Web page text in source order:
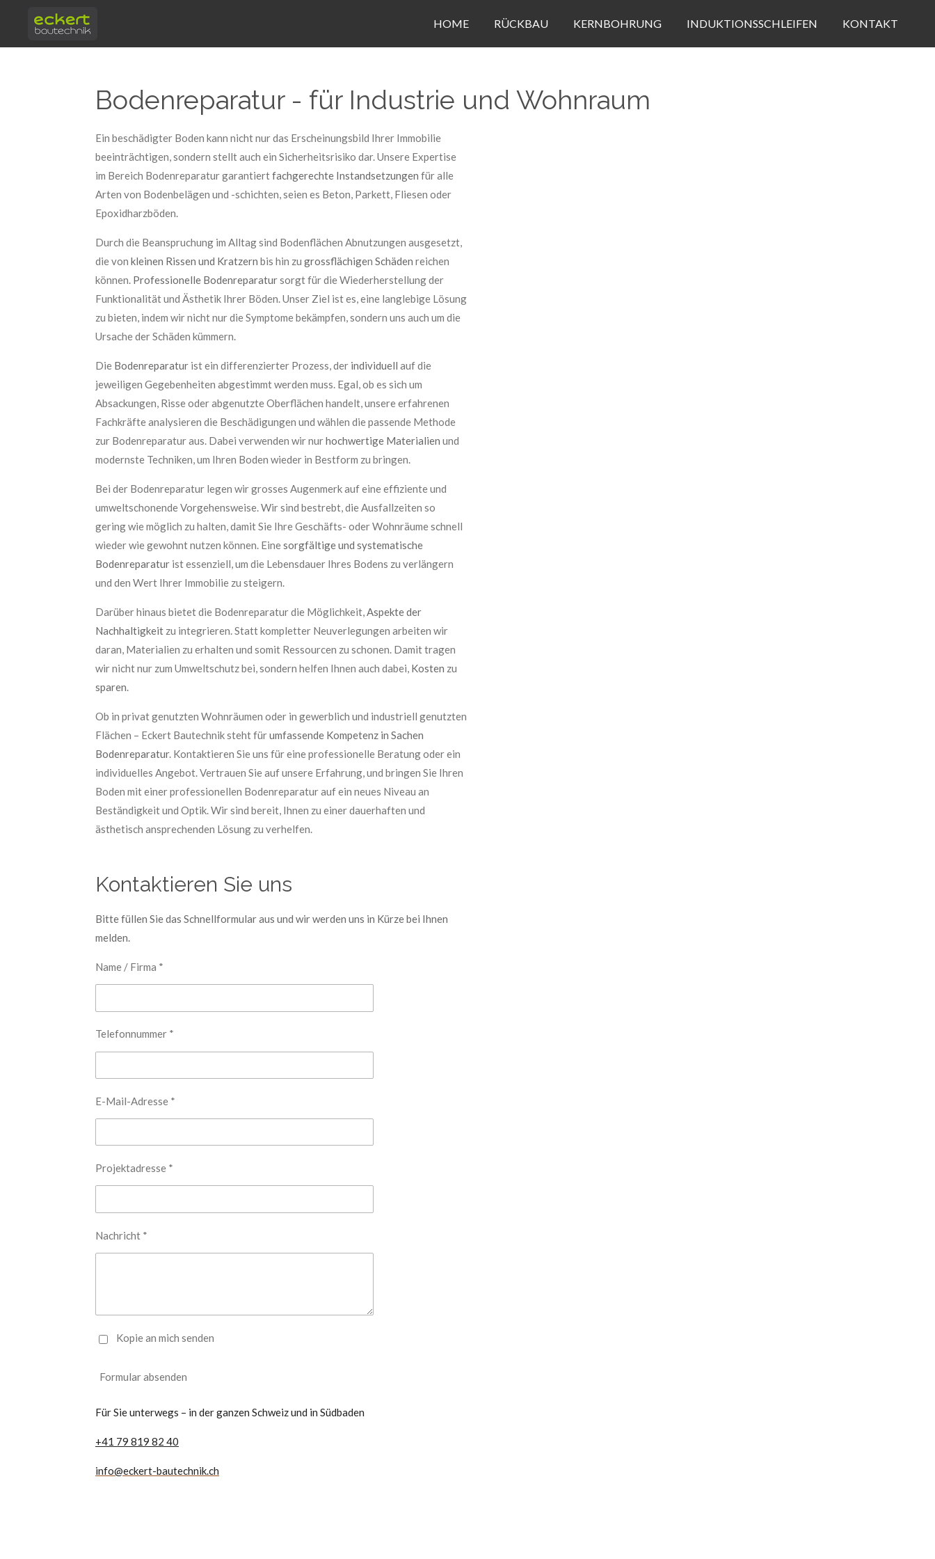
Hauptinhalt
HOME RÜCKBAU KERNBOHRUNG INDUKTIONSSCHLEIFEN KONTAKT
Bodenreparatur - für Industrie und Wohnraum
Ein beschädigter Boden kann nicht nur das Erscheinungsbild Ihrer Immobilie
beeinträchtigen, sondern stellt auch ein Sicherheitsrisiko dar. Unsere Expertise
im Bereich Bodenreparatur garantiertfachgerechte Instandsetzungen für alle
Arten von Bodenbelägen und -schichten, seien es Beton, Parkett, Fliesen oder
Epoxidharzböden.
Durch die Beanspruchung im Alltag sind Bodenflächen Abnutzungen ausgesetzt,
die von kleinen Rissen und Kratzern bis hin zu grossflächigen Schäden reichen
können. Professionelle Bodenreparatursorgt für die Wiederherstellung der
Funktionalität und Ästhetik Ihrer Böden. Unser Ziel ist es, eine langlebige Lösung
zu bieten, indem wir nicht nur die Symptome bekämpfen, sondern uns auch um die
Ursache der Schäden kümmern.
Die Bodenreparatur ist ein differenzierter Prozess, der individuell auf die
jeweiligen Gegebenheiten abgestimmt werden muss. Egal, ob es sich um
Absackungen, Risse oder abgenutzte Oberflächen handelt, unsere erfahrenen
Fachkräfte analysieren die Beschädigungen und wählen die passende Methode
zur Bodenreparatur aus. Dabei verwenden wir nurhochwertige Materialien und
modernste Techniken, um Ihren Boden wieder in Bestform zu bringen.
Bei der Bodenreparatur legen wir grosses Augenmerk auf eine effiziente und
umweltschonende Vorgehensweise. Wir sind bestrebt, die Ausfallzeiten so
gering wie möglich zu halten, damit Sie Ihre Geschäfts- oder Wohnräume schnell
wieder wie gewohnt nutzen können. Einesorgfältige und systematische
Bodenreparatur ist essenziell, um die Lebensdauer Ihres Bodens zu verlängern
und den Wert Ihrer Immobilie zu steigern.
Darüber hinaus bietet die Bodenreparatur die Möglichkeit,Aspekte der
Nachhaltigkeit zu integrieren. Statt kompletter Neuverlegungen arbeiten wir
daran, Materialien zu erhalten und somit Ressourcen zu schonen. Damit tragen
wir nicht nur zum Umweltschutz bei, sondern helfen Ihnen auch dabei, Kosten zu
sparen.
Ob in privat genutzten Wohnräumen oder in gewerblich und industriell genutzten
Flächen – Eckert Bautechnik steht fürumfassende Kompetenz in Sachen
Bodenreparatur. Kontaktieren Sie uns für eine professionelle Beratung oder ein
individuelles Angebot. Vertrauen Sie auf unsere Erfahrung, und bringen Sie Ihren
Boden mit einer professionellen Bodenreparatur auf ein neues Niveau an
Beständigkeit und Optik. Wir sind bereit, Ihnen zu einer dauerhaften und
ästhetisch ansprechenden Lösung zu verhelfen.
Kontaktieren Sie uns
Bitte füllen Sie das Schnellformular aus und wir werden uns in Kürze bei Ihnen
melden.
Name / Firma *
Telefonnummer *
E-Mail-Adresse *
Projektadresse *
Nachricht *
Kopie an mich senden
Formular absenden
Für Sie unterwegs – in der ganzen Schweiz und in Südbaden
+41 79 819 82 40
info@eckert-bautechnik.ch